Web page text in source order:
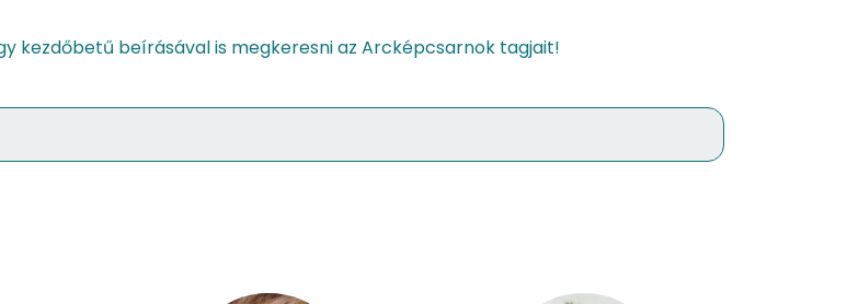
kezdőbetű beírásával is megkeresni az Arcképcsarnok tagjait!